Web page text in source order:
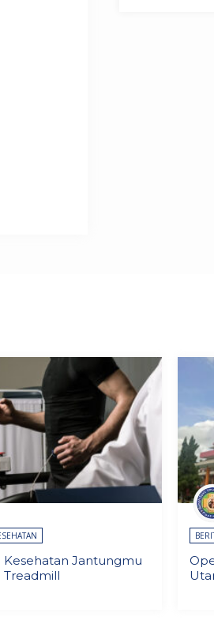
Kesehatan Jantungmu
Treadmill